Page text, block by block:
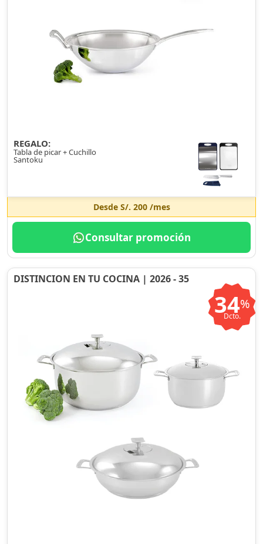
REGALO:
Tabla de picar + Cuchillo
Santoku
Desde S/. 200/mes
Consultar promoción
DISTINCION EN TU COCINA | 2026 - 35
34%
Dcto.